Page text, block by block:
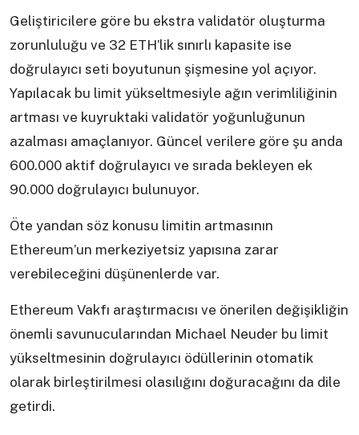
Geliştiricilere göre bu ekstra validatör oluşturma
zorunluluğu ve 32 ETH’lik sınırlı kapasite ise
doğrulayıcı seti boyutunun şişmesine yol açıyor.
Yapılacak bu limit yükseltmesiyle ağın verimliliğinin
artması ve kuyruktaki validatör yoğunluğunun
azalması amaçlanıyor. Güncel verilere göre şu anda
600.000 aktif doğrulayıcı ve sırada bekleyen ek
90.000 doğrulayıcı bulunuyor.
Öte yandan söz konusu limitin artmasının
Ethereum’un merkeziyetsiz yapısına zarar
verebileceğini düşünenlerde var.
Ethereum Vakfı araştırmacısı ve önerilen değişikliğin
önemli savunucularından Michael Neuder bu limit
yükseltmesinin doğrulayıcı ödüllerinin otomatik
olarak birleştirilmesi olasılığını doğuracağını da dile
getirdi.